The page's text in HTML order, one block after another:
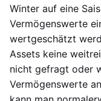
Winter auf eine
Vermögenswerte
wertgeschätzt
Assets keine
nicht gefragt oder
Vermögenswerte